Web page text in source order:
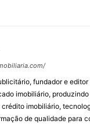
fundador e
imobiliário,
imobiliário,
de qualidade para